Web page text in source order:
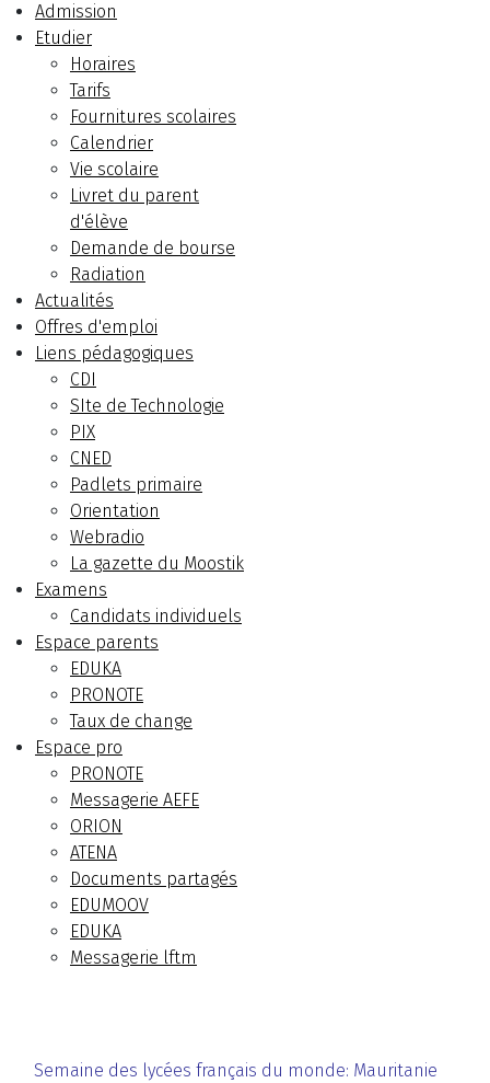
Admission
Etudier
Horaires
Tarifs
Fournitures scolaires
Calendrier
Vie scolaire
Livret du parent
d'élève
Demande de bourse
Radiation
Actualités
Offres d'emploi
Liens pédagogiques
CDI
SIte de Technologie
PIX
CNED
Padlets primaire
Orientation
Webradio
La gazette du Moostik
Examens
Candidats individuels
Espace parents
EDUKA
PRONOTE
Taux de change
Espace pro
PRONOTE
Messagerie AEFE
ORION
ATENA
Documents partagés
EDUMOOV
EDUKA
Messagerie lftm
Semaine des lycées français du monde: Mauritanie